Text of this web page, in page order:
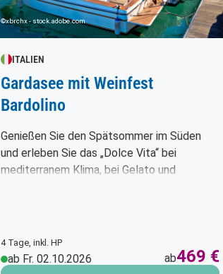
©xbrchx - stock.adobe.com
ITALIEN
Gardasee mit Weinfest
Bardolino
Genießen Sie den Spätsommer im Süden
und erleben Sie das „Dolce Vita“ bei
mediterranem Klima, bei Gelato und
4 Tage, inkl. HP
ab Fr. 02.10.2026 ab469 €